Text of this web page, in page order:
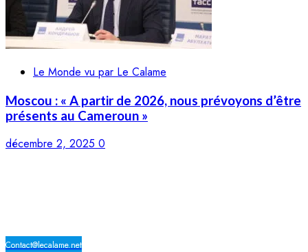
Le Monde vu par Le Calame
Moscou : « A partir de 2026, nous prévoyons d’être
présents au Cameroun »
décembre 2, 2025 0
Contact@lecalame.net